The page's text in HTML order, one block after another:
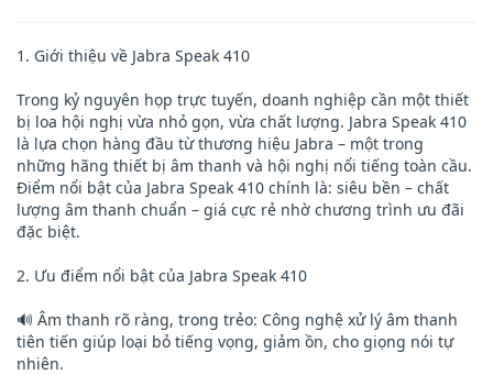
1. Giới thiệu về Jabra Speak 410
Trong kỷ nguyên họp trực tuyến, doanh nghiệp cần một thiết
bị loa hội nghị vừa nhỏ gọn, vừa chất lượng. Jabra Speak 410
là lựa chọn hàng đầu từ thương hiệu Jabra – một trong
những hãng thiết bị âm thanh và hội nghị nổi tiếng toàn cầu.
Điểm nổi bật của Jabra Speak 410 chính là: siêu bền – chất
lượng âm thanh chuẩn – giá cực rẻ nhờ chương trình ưu đãi
đặc biệt.
2. Ưu điểm nổi bật của Jabra Speak 410
🔊 Âm thanh rõ ràng, trong trẻo: Công nghệ xử lý âm thanh
tiên tiến giúp loại bỏ tiếng vọng, giảm ồn, cho giọng nói tự
nhiên.